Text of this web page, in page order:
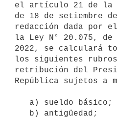
el artículo 21 de la
de 18 de setiembre
redacción dada por
la Ley N° 20.075, de
2022, se calculará
los siguientes
retribución del
República sujetos a